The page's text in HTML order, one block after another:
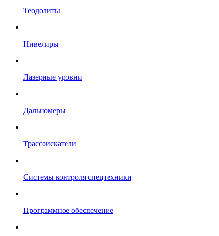
Теодолиты
Нивелиры
Лазерные уровни
Дальномеры
Трассоискатели
Системы контроля спецтехники
Программное обеспечение